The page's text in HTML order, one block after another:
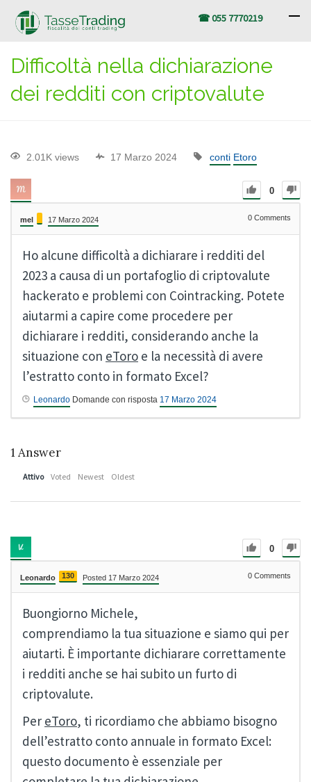
☎ 055 7770219
Difficoltà nella dichiarazione
dei redditi con criptovalute
2.01K views 17 Marzo 2024 conti Etoro
0
mel 17 Marzo 2024 0 Comments
Ho alcune difficoltà a dichiarare i redditi del
2023 a causa di un portafoglio di criptovalute
hackerato e problemi con Cointracking. Potete
aiutarmi a capire come procedere per
dichiarare i redditi, considerando anche la
situazione con eToro e la necessità di avere
l’estratto conto in formato Excel?
Leonardo Domande con risposta 17 Marzo 2024
1 Answer
Attivo Voted Newest Oldest
0
Leonardo 130 Posted 17 Marzo 2024 0 Comments
Buongiorno Michele,
comprendiamo la tua situazione e siamo qui per
aiutarti. È importante dichiarare correttamente
i redditi anche se hai subito un furto di
criptovalute.
Per eToro, ti ricordiamo che abbiamo bisogno
dell’estratto conto annuale in formato Excel:
questo documento è essenziale per